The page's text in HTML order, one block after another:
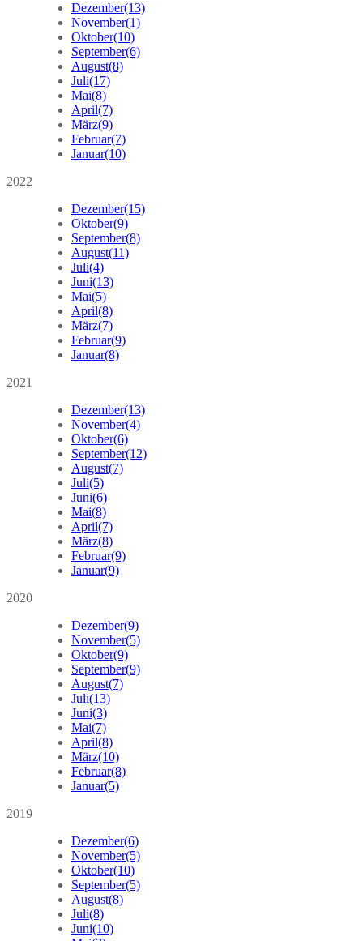
Dezember(13)
November(1)
Oktober(10)
September(6)
August(8)
Juli(17)
Mai(8)
April(7)
März(9)
Februar(7)
Januar(10)
2022
Dezember(15)
Oktober(9)
September(8)
August(11)
Juli(4)
Juni(13)
Mai(5)
April(8)
März(7)
Februar(9)
Januar(8)
2021
Dezember(13)
November(4)
Oktober(6)
September(12)
August(7)
Juli(5)
Juni(6)
Mai(8)
April(7)
März(8)
Februar(9)
Januar(9)
2020
Dezember(9)
November(5)
Oktober(9)
September(9)
August(7)
Juli(13)
Juni(3)
Mai(7)
April(8)
März(10)
Februar(8)
Januar(5)
2019
Dezember(6)
November(5)
Oktober(10)
September(5)
August(8)
Juli(8)
Juni(10)